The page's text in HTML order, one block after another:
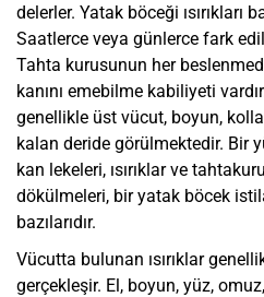
delerler. Yatak böceği ısırıkları
Saatlerce veya günlerce fark
Tahta kurusunun her
kanını emebilme kabiliyeti
genellikle üst vücut, boyun,
kalan deride görülmektedir. Bir
kan lekeleri, ısırıklar ve
dökülmeleri, bir yatak böcek
bazılarıdır.
Vücutta bulunan ısırıklar
gerçekleşir. El, boyun, yüz,